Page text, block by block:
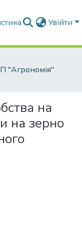
Увійти
"Агрономія"
на
на зерно